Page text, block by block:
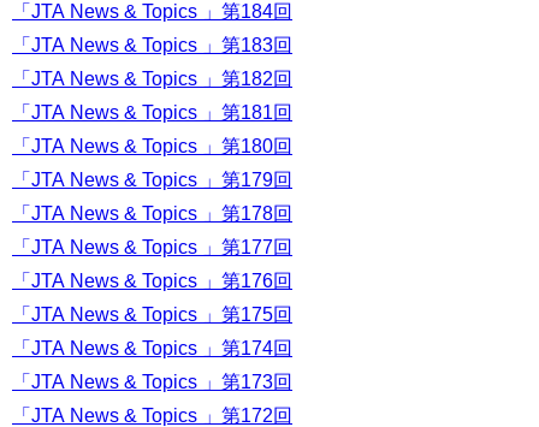
「JTA News & Topics 」第184回
「JTA News & Topics 」第183回
「JTA News & Topics 」第182回
「JTA News & Topics 」第181回
「JTA News & Topics 」第180回
「JTA News & Topics 」第179回
「JTA News & Topics 」第178回
「JTA News & Topics 」第177回
「JTA News & Topics 」第176回
「JTA News & Topics 」第175回
「JTA News & Topics 」第174回
「JTA News & Topics 」第173回
「JTA News & Topics 」第172回